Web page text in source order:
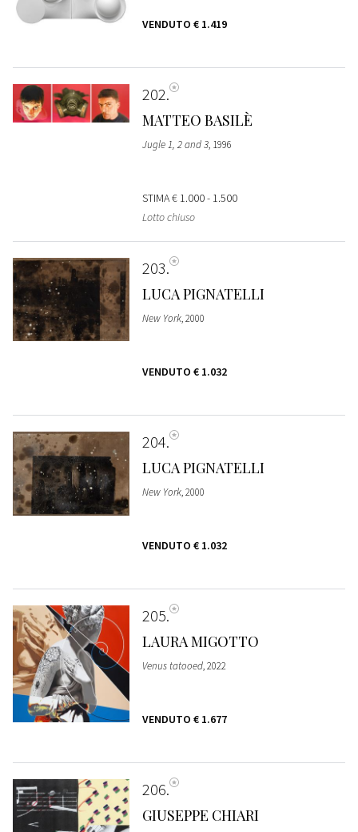
VENDUTO € 1.419
202
MATTEO BASILÈ
Jugle 1, 2 and 3, 1996
STIMA€ 1.000 - 1.500
Lotto chiuso
203
LUCA PIGNATELLI
New York, 2000
VENDUTO € 1.032
204
LUCA PIGNATELLI
New York, 2000
VENDUTO € 1.032
205
LAURA MIGOTTO
Venus tatooed, 2022
VENDUTO € 1.677
206
GIUSEPPE CHIARI